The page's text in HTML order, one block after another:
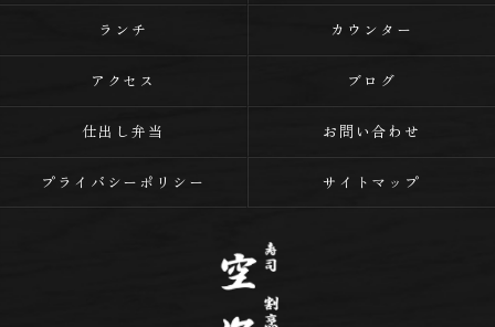
ランチ カウンター
アクセス ブログ
仕出し弁当 お問い合わせ
プライバシーポリシー サイトマップ